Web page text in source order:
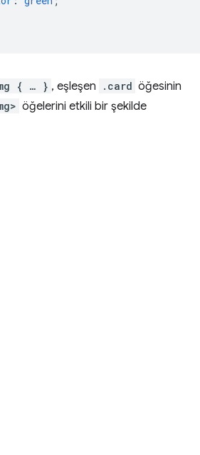
{ … } , eşleşen .card öğesinin
öğelerini etkili bir şekilde